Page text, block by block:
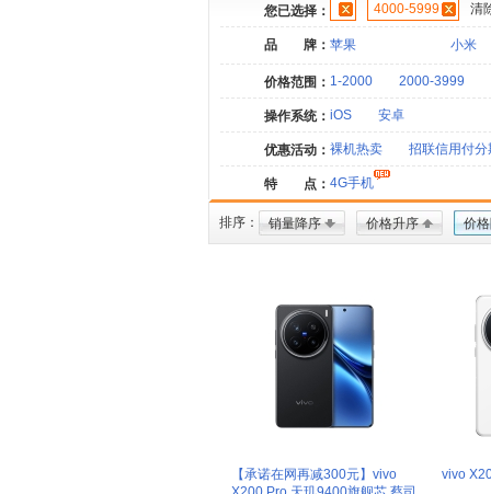
您已选择： 4000-5999 清
品 牌： 苹果 小米
价格范围： 1-2000 2000-3999
操作系统： iOS 安卓
优惠活动： 裸机热卖 招联信用付分
特 点： 4G手机
排序： 销量降序 价格升序 价
【承诺在网再减300元】vivo
vivo